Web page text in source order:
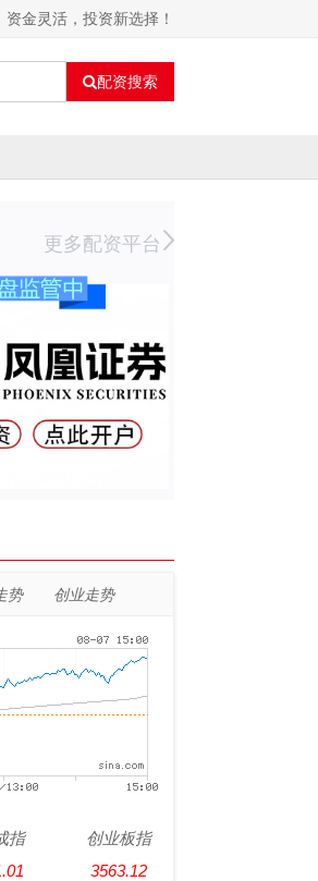
金灵活，投资新选择！
配资搜索
更多配资平台
势 创业走势
指
创业板指
3563.12